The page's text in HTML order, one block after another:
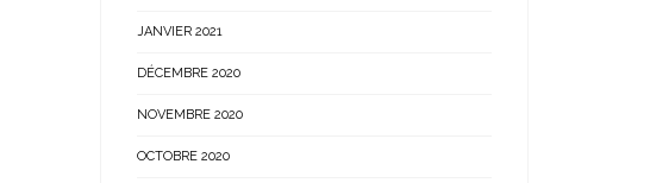
JANVIER 2021
DÉCEMBRE 2020
NOVEMBRE 2020
OCTOBRE 2020